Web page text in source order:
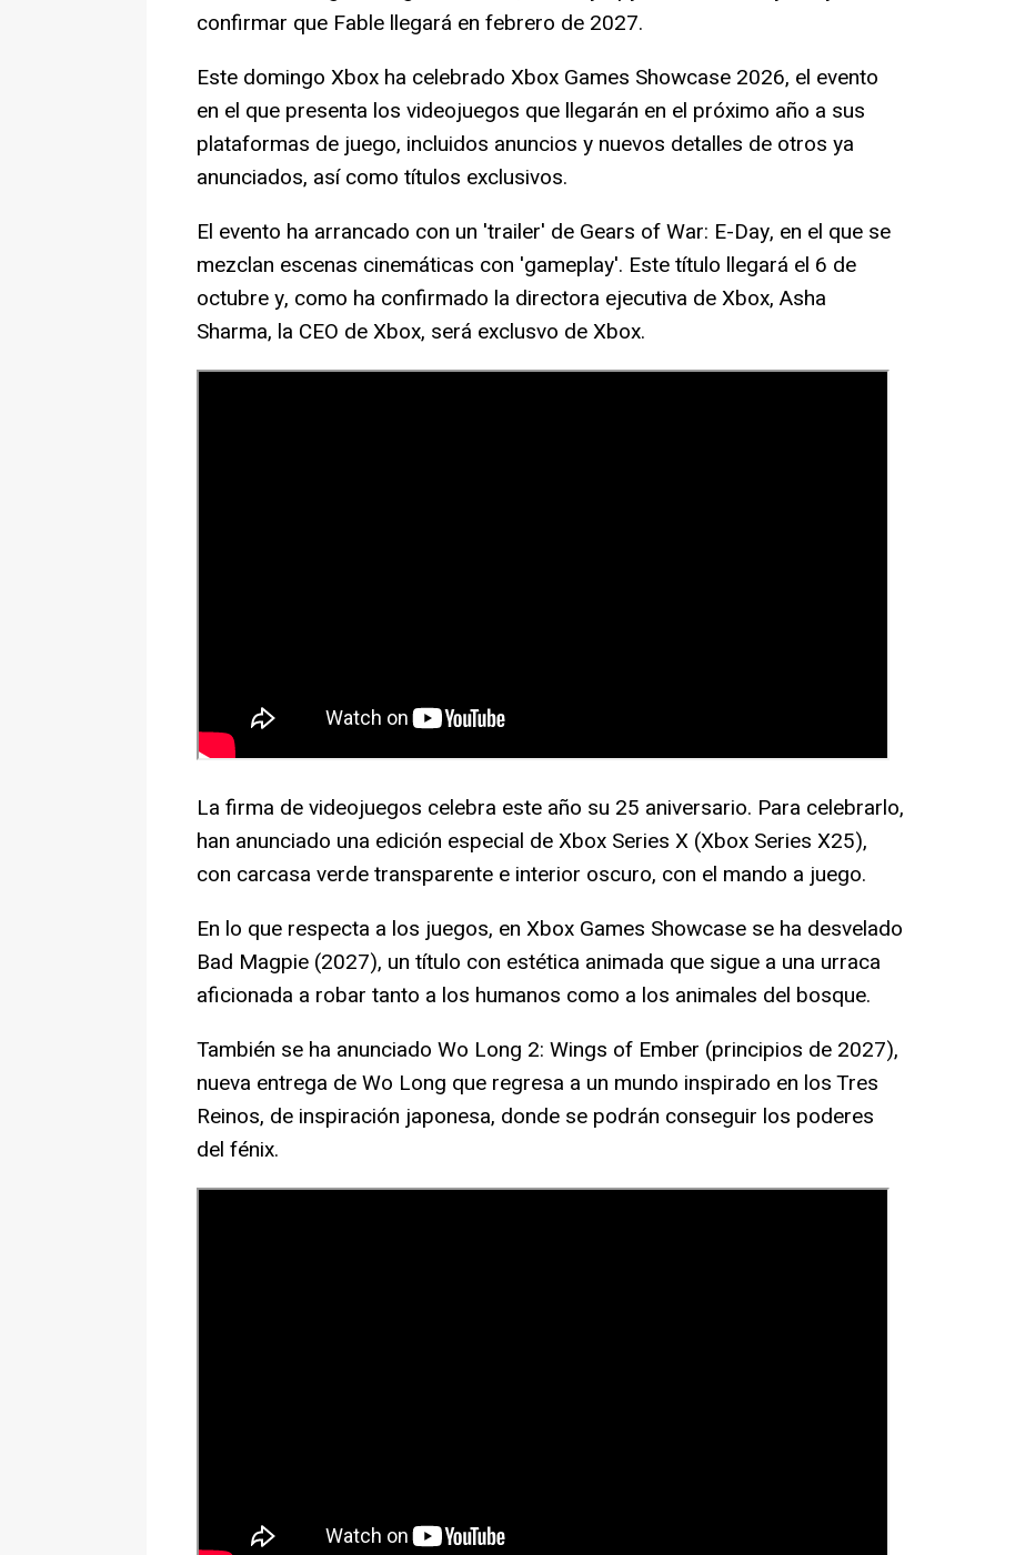
confirmar que Fable llegará en febrero de 2027.
Este domingo Xbox ha celebrado Xbox Games Showcase 2026, el evento
en el que presenta los videojuegos que llegarán en el próximo año a sus
plataformas de juego, incluidos anuncios y nuevos detalles de otros ya
anunciados, así como títulos exclusivos.
El evento ha arrancado con un 'trailer' de Gears of War: E-Day, en el que se
mezclan escenas cinemáticas con 'gameplay'. Este título llegará el 6 de
octubre y, como ha confirmado la directora ejecutiva de Xbox, Asha
Sharma, la CEO de Xbox, será exclusvo de Xbox.
La firma de videojuegos celebra este año su 25 aniversario. Para celebrarlo,
han anunciado una edición especial de Xbox Series X (Xbox Series X25),
con carcasa verde transparente e interior oscuro, con el mando a juego.
En lo que respecta a los juegos, en Xbox Games Showcase se ha desvelado
Bad Magpie (2027), un título con estética animada que sigue a una urraca
aficionada a robar tanto a los humanos como a los animales del bosque.
También se ha anunciado Wo Long 2: Wings of Ember (principios de 2027),
nueva entrega de Wo Long que regresa a un mundo inspirado en los Tres
Reinos, de inspiración japonesa, donde se podrán conseguir los poderes
del fénix.